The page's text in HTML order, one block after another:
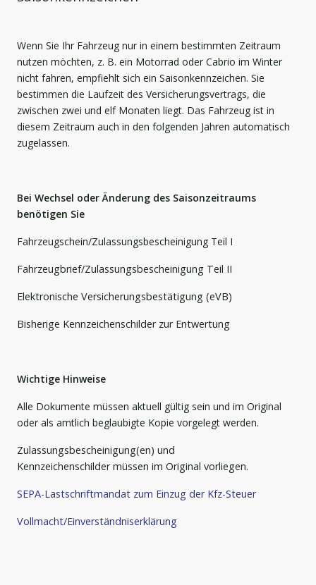
Wenn Sie Ihr Fahrzeug nur in einem bestimmten Zeitraum
nutzen möchten, z. B. ein Motorrad oder Cabrio im Winter
nicht fahren, empfiehlt sich ein Saisonkennzeichen. Sie
bestimmen die Laufzeit des Versicherungsvertrags, die
zwischen zwei und elf Monaten liegt. Das Fahrzeug ist in
diesem Zeitraum auch in den folgenden Jahren automatisch
zugelassen.
Bei Wechsel oder Änderung des Saisonzeitraums
benötigen Sie
Fahrzeugschein/Zulassungsbescheinigung Teil I
Fahrzeugbrief/Zulassungsbescheinigung Teil II
Elektronische Versicherungsbestätigung (eVB)
Bisherige Kennzeichenschilder zur Entwertung
Wichtige Hinweise
Alle Dokumente müssen aktuell gültig sein und im Original
oder als amtlich beglaubigte Kopie vorgelegt werden.
Zulassungsbescheinigung(en) und
Kennzeichenschilder müssen im Original vorliegen.
SEPA-Lastschriftmandat zum Einzug der Kfz-Steuer
Vollmacht/Einverständniserklärung